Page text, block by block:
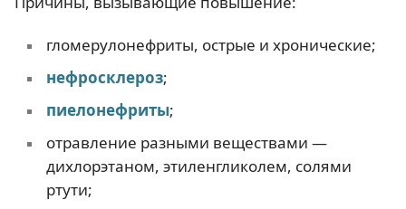
гломерулонефриты, острые и хронические;
нефросклероз;
пиелонефриты;
отравление разными веществами —
дихлорэтаном, этиленгликолем, солями
ртути;